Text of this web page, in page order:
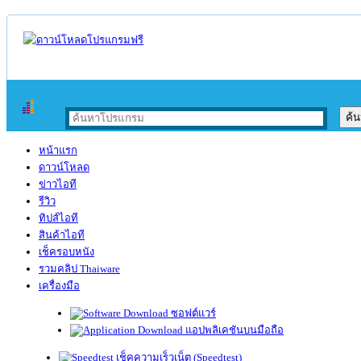
หน้าแรก
ดาวน์โหลด
ข่าวไอที
รีวิว
ทิปส์ไอที
สินค้าไอที
เช็ครอบหนัง
รวมคลิป Thaiware
เครื่องมือ
ซอฟต์แวร์
แอปพลิเคชันบนมือถือ
เช็คความเร็วเน็ต (Speedtest)